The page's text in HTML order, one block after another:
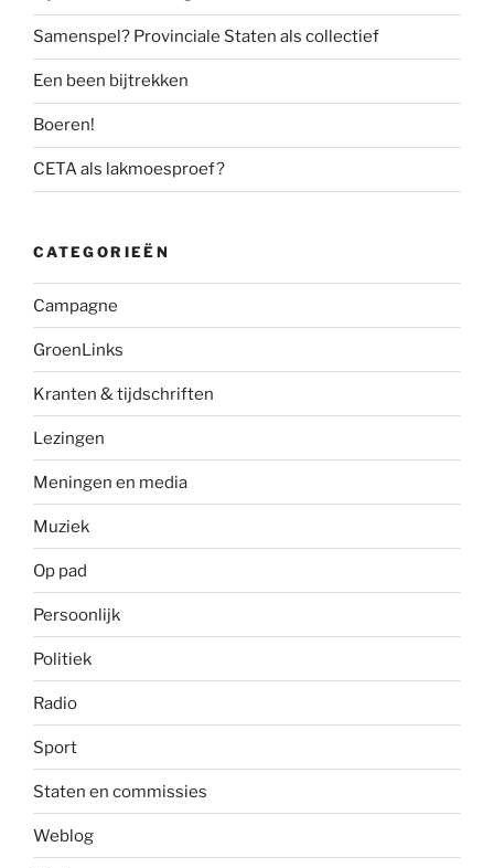
Samenspel? Provinciale Staten als collectief
Een been bijtrekken
Boeren!
CETA als lakmoesproef?
CATEGORIEËN
Campagne
GroenLinks
Kranten & tijdschriften
Lezingen
Meningen en media
Muziek
Op pad
Persoonlijk
Politiek
Radio
Sport
Staten en commissies
Weblog